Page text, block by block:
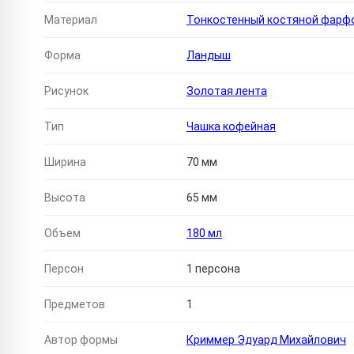
Материал Тонкостенный костяной
Форма Ландыш
Рисунок Золотая лента
Тип Чашка кофейная
Ширина 70 мм
Высота 65 мм
Объем 180 мл
Персон 1 персона
Предметов 1
Автор формы Криммер Эдуард Михайлович